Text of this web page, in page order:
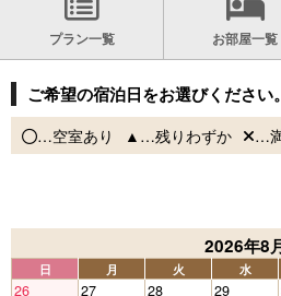
プラン一覧 お部屋一覧
ご希望の宿泊日をお選びください。
…空室あり …残りわずか …
2026年8
日 月 火 水
26 27 28 29